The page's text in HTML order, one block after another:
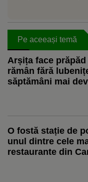
Pe aceeași temă
Arșița face
rămân fără
săptămâni mai
Nici măcar n-o să
O fostă stație de
unul dintre cele
restaurante din